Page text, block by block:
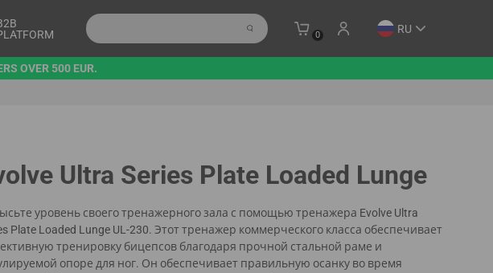
0 RU
OVER 500 EUR.
Ultra Series Plate Loaded Lunge
уровень своего тренажерного зала с помощью тренажера Evolve Ultra
Plate Loaded Lunge UL-230. Этот тренажер коммерческого класса обеспечивает
тренировку бицепсов благодаря прочной стальной раме и
опоре для ног. Он обеспечивает правильную осанку во время